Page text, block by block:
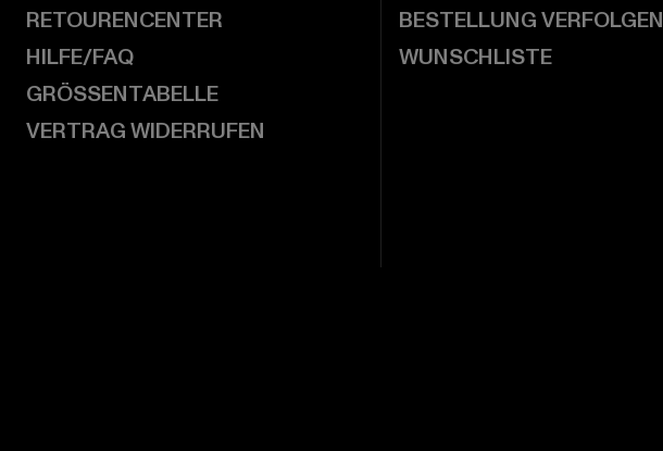
RETOURENCENTER
HILFE/FAQ
GRÖSSENTABELLE
VERTRAG WIDERRUFEN
BESTELLUNG VERFOLGEN
WUNSCHLISTE